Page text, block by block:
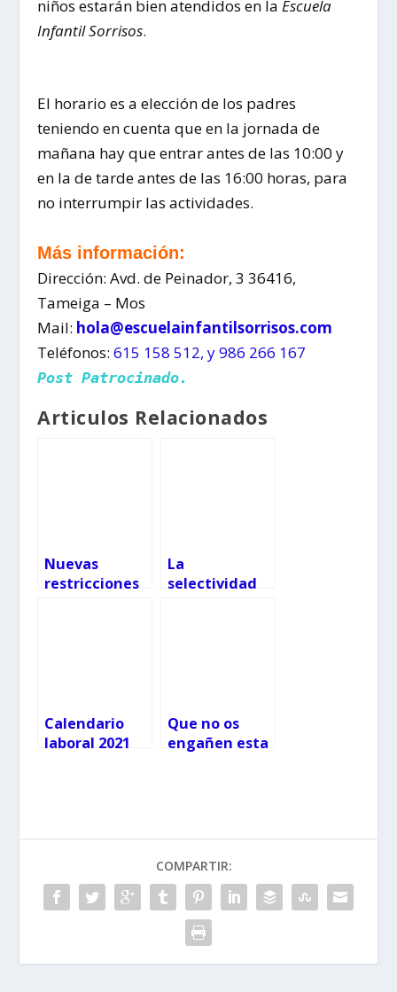
niños estarán bien atendidos en laEscuela
Infantil Sorrisos.
El horario es a elección de los padres
teniendo en cuenta que en la jornada de
mañana hay que entrar antes de las 10:00 y
en la de tarde antes de las 16:00 horas, para
no interrumpir las actividades.
Más información:
Dirección: Avd. de Peinador, 3 36416,
Tameiga – Mos
Mail: hola@escuelainfantilsorrisos.com
Teléfonos:615 158 512, y986 266 167
Post Patrocinado.
Articulos Relacionados
Nuevas
restricciones
La
selectividad
Calendario
laboral 2021
Que no os
engañen esta
COMPARTIR: